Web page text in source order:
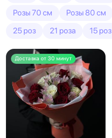
Розы 70 см
Розы 80 см
25 роз
21 роза 15 роз
Доставка от 30 минут